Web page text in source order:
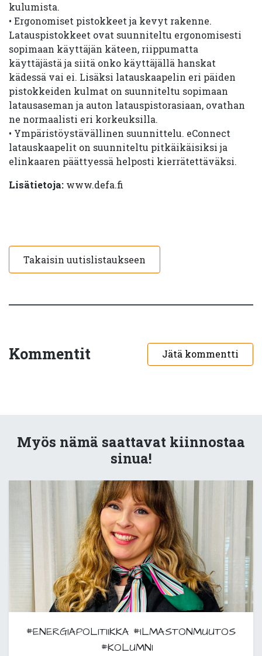
kulumista.
• Ergonomiset pistokkeet ja kevyt rakenne.
Latauspistokkeet ovat suunniteltu ergonomisesti
sopimaan käyttäjän käteen, riippumatta
käyttäjästä ja siitä onko käyttäjällä hanskat
kädessä vai ei. Lisäksi latauskaapelin eri päiden
pistokkeiden kulmat on suunniteltu sopimaan
latausaseman ja auton latauspistorasiaan, ovathan
ne normaalisti eri korkeuksilla.
• Ympäristöystävällinen suunnittelu. eConnect
latauskaapelit on suunniteltu pitkäikäisiksi ja
elinkaaren päättyessä helposti kierrätettäväksi.
Lisätietoja: www.defa.fi
Takaisin uutislistaukseen
Kommentit Jätä kommentti
Myös nämä saattavat kiinnostaa
sinua!
#ENERGIAPOLITIIKKA #ILMASTONMUUTOS
#KOLUMNI